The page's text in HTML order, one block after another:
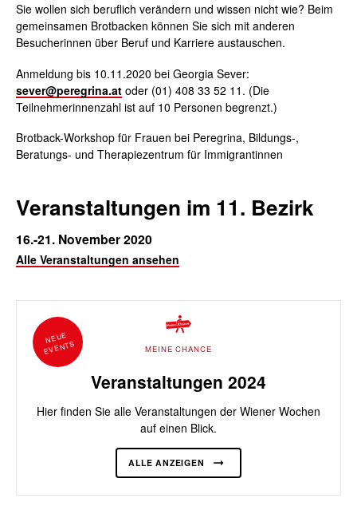
Sie wollen sich beruflich verändern und wissen nicht wie? Beim
gemeinsamen Brotbacken können Sie sich mit anderen
Besucherinnen über Beruf und Karriere austauschen.
Anmeldung bis 10.11.2020 bei Georgia Sever:
sever@peregrina.at oder (01) 408 33 52 11. (Die
Teilnehmerinnenzahl ist auf 10 Personen begrenzt.)
Brotback-Workshop für Frauen bei Peregrina, Bildungs-,
Beratungs- und Therapiezentrum für Immigrantinnen
Veranstaltungen im 11. Bezirk
16.-21. November 2020
Alle Veranstaltungen ansehen
MEINE CHANCE
Veranstaltungen 2024
Hier finden Sie alle Veranstaltungen der Wiener Wochen
auf einen Blick.
ALLE ANZEIGEN
NEUE
EVENTS